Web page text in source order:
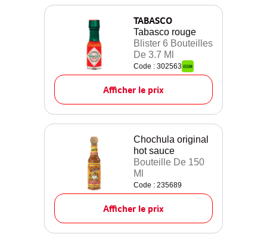
TABASCO
Tabasco rouge
Blister 6 Bouteilles
De 3.7 Ml
Code : 302563
Afficher le prix
Chochula original
hot sauce
Bouteille De 150
Ml
Code : 235689
Afficher le prix